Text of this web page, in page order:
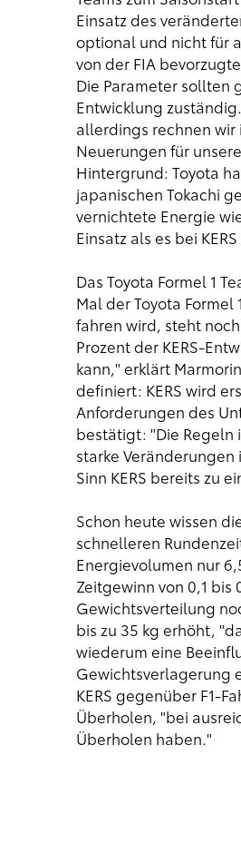
Einsatz des
optional und nicht für
von der FIA
Die Parameter sollten
Entwicklung
allerdings rechnen
Neuerungen für
Hintergrund: Toyota
japanischen Tokachi
vernichtete Energie
Einsatz als es bei
Das Toyota Formel 1
Mal der Toyota
fahren wird, steht
Prozent der KERS-
kann," erklärt
definiert: KERS wird
Anforderungen des
bestätigt: "Die Regeln
starke Veränderungen
Sinn KERS bereits zu
Schon heute wissen
schnelleren
Energievolumen nur
Zeitgewinn von 0,1
Gewichtsverteilung
bis zu 35 kg erhöht,
wiederum eine
Gewichtsverlagerung
KERS gegenüber F1-
Überholen, "bei
Überholen haben."